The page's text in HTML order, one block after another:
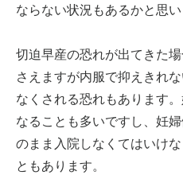
ならない状況もあるかと思い
切迫早産の恐れが出てきた
さえますが内服で抑えきれ
なくされる恐れもあります
なることも多いですし、妊
のまま入院しなくてはいけ
ともあります。